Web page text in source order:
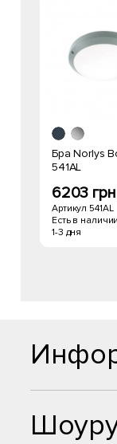
Бра Norlys
541AL
6203 грн
Артикул 541AL
Есть в наличии
1-3 дня